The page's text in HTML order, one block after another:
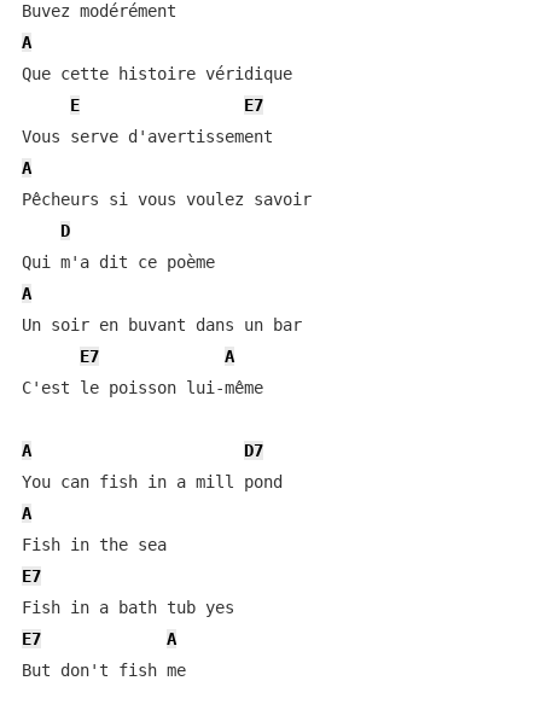
A
Que cette histoire véridique
E
E7
A
Pêcheurs si vous voulez savoir
D
Qui m'a dit ce poème
A
Un soir en buvant dans un bar
E7
A
C'est le poisson lui-même
A
D7
A
Fish in the sea
E7
E7
A
But don't fish me